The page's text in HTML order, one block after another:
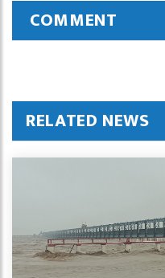
COMMENT
RELATED NEWS